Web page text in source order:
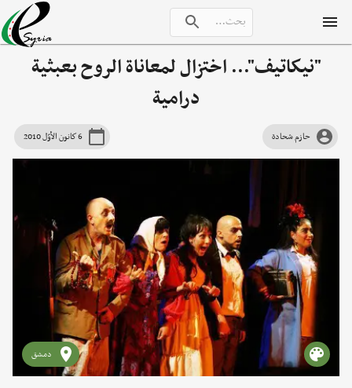
"نيكاتيف"... اختزال لمعاناة الروح بعبثية
درامية
حازم شحادة 6 كانون الأوّل 2010
دمشق